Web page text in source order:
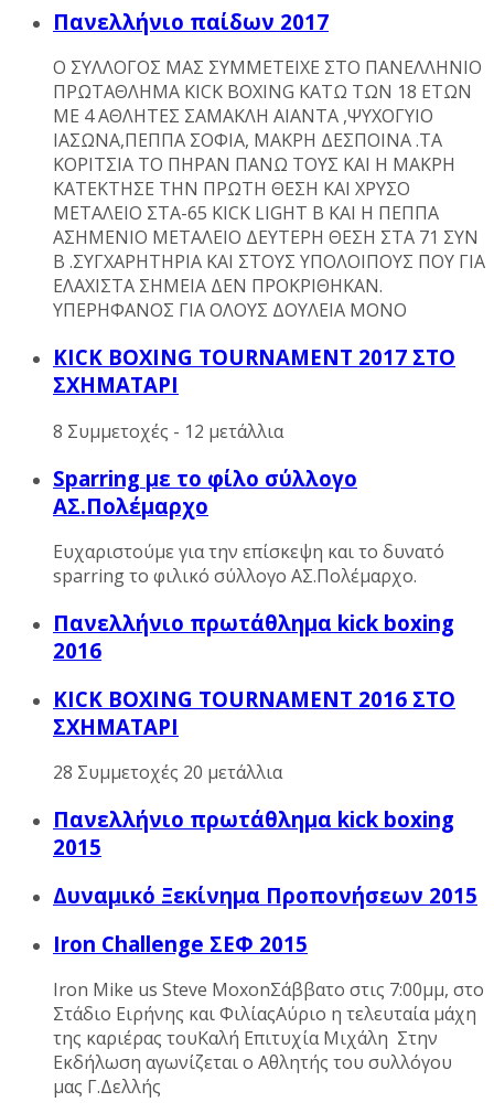
Πανελλήνιο παίδων 2017
Ο ΣΥΛΛΟΓΟΣ ΜΑΣ ΣΥΜΜΕΤΕΙΧΕ ΣΤΟ ΠΑΝΕΛΛΗΝΙΟ
ΠΡΩΤΑΘΛΗΜΑ KICK BOXING ΚΑΤΩ ΤΩΝ 18 ΕΤΩΝ
ΜΕ 4 ΑΘΛΗΤΕΣ ΣΑΜΑΚΛΗ ΑΙΑΝΤΑ ,ΨΥΧΟΓΥΙΟ
ΙΑΣΩΝΑ,ΠΕΠΠΑ ΣΟΦΙΑ, ΜΑΚΡΗ ΔΕΣΠΟΙΝΑ .ΤΑ
ΚΟΡΙΤΣΙΑ ΤΟ ΠΗΡΑΝ ΠΑΝΩ ΤΟΥΣ ΚΑΙ Η ΜΑΚΡΗ
ΚΑΤΕΚΤΗΣΕ ΤΗΝ ΠΡΩΤΗ ΘΕΣΗ ΚΑΙ ΧΡΥΣΟ
ΜΕΤΑΛΕΙΟ ΣΤΑ-65 KICK LIGHT B KAI H ΠΕΠΠΑ
ΑΣΗΜΕΝΙΟ ΜΕΤΑΛΕΙΟ ΔΕΥΤΕΡΗ ΘΕΣΗ ΣΤΑ 71 ΣΥΝ
Β .ΣΥΓΧΑΡΗΤΗΡΙΑ ΚΑΙ ΣΤΟΥΣ ΥΠΟΛΟΙΠΟΥΣ ΠΟΥ ΓΙΑ
ΕΛΑΧΙΣΤΑ ΣΗΜΕΙΑ ΔΕΝ ΠΡΟΚΡΙΘΗΚΑΝ.
ΥΠΕΡΗΦΑΝΟΣ ΓΙΑ ΟΛΟΥΣ ΔΟΥΛΕΙΑ ΜΟΝΟ
KICK BOXING TOURNAMENT 2017 ΣΤΟ
ΣΧΗΜΑΤΑΡΙ
8 Συμμετοχές - 12 μετάλλια
Sparring με το φίλο σύλλογο
ΑΣ.Πολέμαρχο
Ευχαριστούμε για την επίσκεψη και το δυνατό
sparring το φιλικό σύλλογο ΑΣ.Πολέμαρχο.
Πανελλήνιο πρωτάθλημα kick boxing
2016
KICK BOXING TOURNAMENT 2016 ΣΤΟ
ΣΧΗΜΑΤΑΡΙ
28 Συμμετοχές 20 μετάλλια
Πανελλήνιο πρωτάθλημα kick boxing
2015
Δυναμικό Ξεκίνημα Προπονήσεων 2015
Iron Challenge ΣΕΦ 2015
Iron Mike us Steve MoxonΣάββατο στις 7:00μμ, στο
Στάδιο Ειρήνης και ΦιλίαςΑύριο η τελευταία μάχη
της καριέρας τουΚαλή Επιτυχία Μιχάλη Στην
Εκδήλωση αγωνίζεται ο Αθλητής του συλλόγου
μας Γ.Δελλής